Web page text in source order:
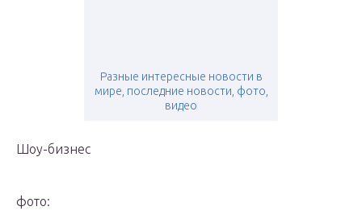
Разные интересные новости в
мире, последние новости, фото,
видео
Шоу-бизнес
фото: